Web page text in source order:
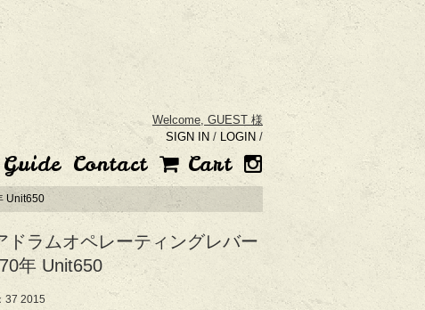
Welcome, GUEST 様
SIGN IN / LOGIN /
Guide Contact Cart
Unit650
ドラムオペレーティングレバー
年 Unit650
37 2015